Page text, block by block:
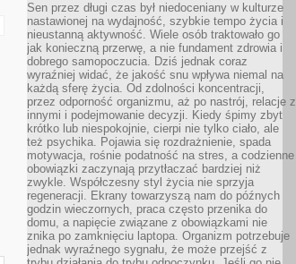
Sen przez długi czas był niedoceniany w kulturze
nastawionej na wydajność, szybkie tempo życia i
nieustanną aktywność. Wiele osób traktowało go
jak konieczną przerwę, a nie fundament zdrowia i
dobrego samopoczucia. Dziś jednak coraz
wyraźniej widać, że jakość snu wpływa niemal na
każdą sferę życia. Od zdolności koncentracji,
przez odporność organizmu, aż po nastrój, relacje z
innymi i podejmowanie decyzji. Kiedy śpimy zbyt
krótko lub niespokojnie, cierpi nie tylko ciało, ale
też psychika. Pojawia się rozdrażnienie, spada
motywacja, rośnie podatność na stres, a codzienne
obowiązki zaczynają przytłaczać bardziej niż
zwykle. Współczesny styl życia nie sprzyja
regeneracji. Ekrany towarzyszą nam do późnych
godzin wieczornych, praca często przenika do
domu, a napięcie związane z obowiązkami nie
znika po zamknięciu laptopa. Organizm potrzebuje
jednak wyraźnego sygnału, że może przejść z